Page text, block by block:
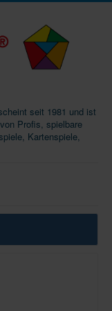
seit 1981 und ist
Profis, spielbare
Kartenspiele,